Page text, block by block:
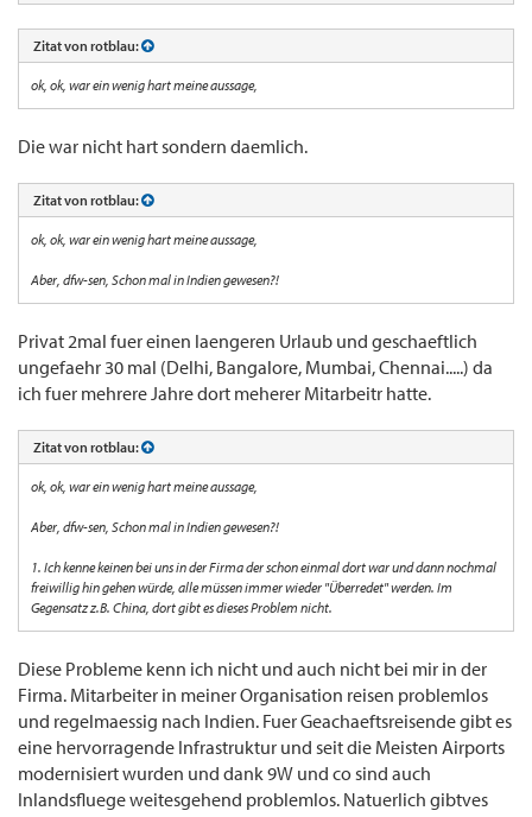
Zitat von rotblau:
ok, ok, war ein wenig hart meine aussage,
Die war nicht hart sondern daemlich.
Zitat von rotblau:
ok, ok, war ein wenig hart meine aussage,
Aber, dfw-sen, Schon mal in Indien gewesen?!
Privat 2mal fuer einen laengeren Urlaub und geschaeftlich
ungefaehr 30 mal (Delhi, Bangalore, Mumbai, Chennai.....) da
ich fuer mehrere Jahre dort meherer Mitarbeitr hatte.
Zitat von rotblau:
ok, ok, war ein wenig hart meine aussage,
Aber, dfw-sen, Schon mal in Indien gewesen?!
1. Ich kenne keinen bei uns in der Firma der schon einmal dort war und dann nochmal
freiwillig hin gehen würde, alle müssen immer wieder "Überredet" werden. Im
Gegensatz z.B. China, dort gibt es dieses Problem nicht.
Diese Probleme kenn ich nicht und auch nicht bei mir in der
Firma. Mitarbeiter in meiner Organisation reisen problemlos
und regelmaessig nach Indien. Fuer Geachaeftsreisende gibt es
eine hervorragende Infrastruktur und seit die Meisten Airports
modernisiert wurden und dank 9W und co sind auch
Inlandsfluege weitesgehend problemlos. Natuerlich gibtves